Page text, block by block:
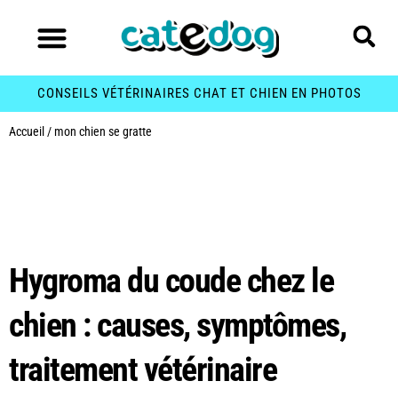
CONSEILS VÉTÉRINAIRES CHAT ET CHIEN EN PHOTOS
Accueil / mon chien se gratte
Hygroma du coude chez le
chien : causes, symptômes,
traitement vétérinaire